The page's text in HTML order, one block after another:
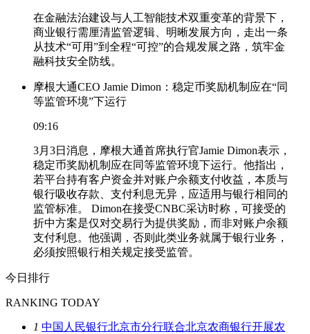
在金融法治建设与人工智能技术双重变革的背景下，
商业银行需厘清监管逻辑、明晰发展方向，走出一条
从技术“可用”到全程“可控”的合规发展之路，筑牢金
融科技安全防线。
摩根大通CEO Jamie Dimon：稳定币奖励机制应在“同
等监管环境”下运行
09:16
3月3日消息，摩根大通首席执行官Jamie Dimon表示，
稳定币奖励机制应在同等监管环境下运行。他指出，
若平台持有客户资金并对账户余额支付收益，本质与
银行吸收存款、支付利息无异，应适用与银行相同的
监管标准。 Dimon在接受CNBC采访时称，可接受的
折中方案是仅对交易行为提供奖励，而非对账户余额
支付利息。他强调，否则此类业务就属于银行业务，
必须按照银行相关规定接受监管。
今日排行
RANKING TODAY
1 中国人民银行北京市分行联合北京农商银行开展农